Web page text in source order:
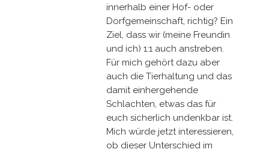
innerhalb einer Hof- oder
Dorfgemeinschaft, richtig? Ein
Ziel, dass wir (meine Freundin
und ich) 1:1 auch anstreben.
Für mich gehört dazu aber
auch die Tierhaltung und das
damit einhergehende
Schlachten, etwas das für
euch sicherlich undenkbar ist.
Mich würde jetzt interessieren,
ob dieser Unterschied im